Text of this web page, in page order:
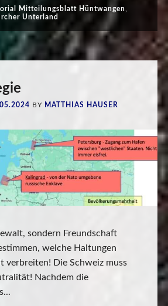
Mitteilungsblatt Hüntwangen,
Unterland
BY MATTHIAS HAUSER
sondern Freundschaft
welche Haltungen
verbreiten! Die Schweiz muss
Nachdem die